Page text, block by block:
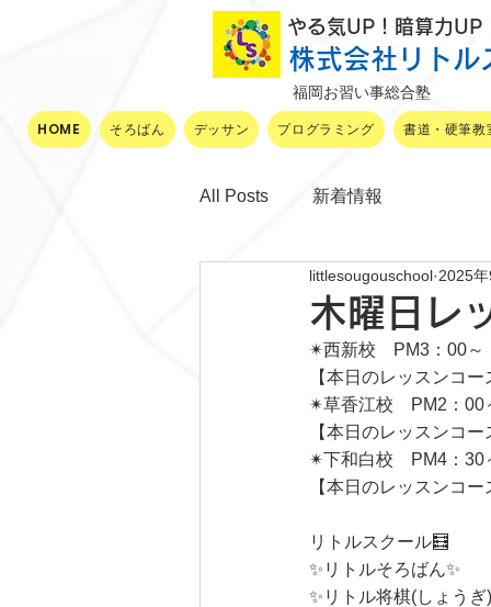
やる気UP！暗算力
株式会社リト
福岡お習い事総合塾
HOME そろばん デッサン プログラミング 書道・硬筆教
All Posts 新着情報
木曜日レ
littlesougouschool 2025
✴西新校　PM3：00～
【本日のレッスンコ
✴草香江校　PM2：00
【本日のレッスンコ
✴下和白校　PM4：30
【本日のレッスンコ
リトルスクール🧮
✨リトルそろばん✨
✨リトル将棋(しょうぎ